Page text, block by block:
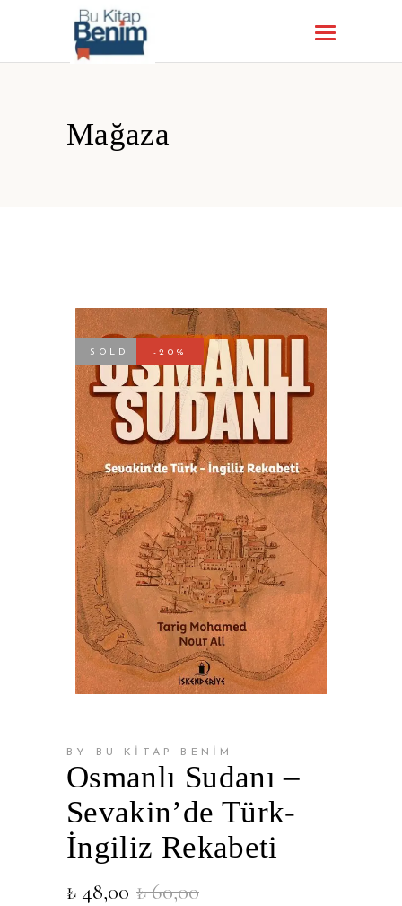
Mağaza
SOLD -20%
BY BU KİTAP BENİM
Osmanlı Sudanı –
Sevakin’de Türk-
İngiliz Rekabeti
₺60,00
Orijinal
₺ 48,00
Şu